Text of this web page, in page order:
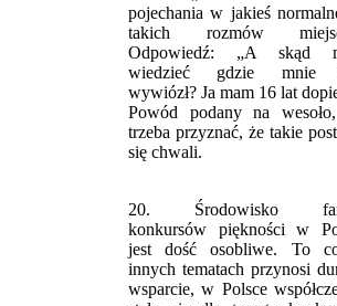
pojechania w jakieś
takich rozmów
Odpowiedź: „A skąd
wiedzieć gdzie mnie
wywiózł? Ja mam 16 lat
Powód podany na
trzeba przyznać, że takie
się chwali.
20. Środowisko
konkursów piękności w
jest dość osobliwe. To
innych tematach przynosi
wsparcie, w Polsce